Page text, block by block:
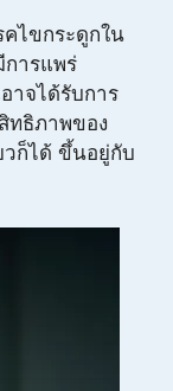
คไขกระดูกใน
การแพร่
าจได้รับการ
ทธิภาพของ
วก็ได้ ขึ้นอยู่กับ